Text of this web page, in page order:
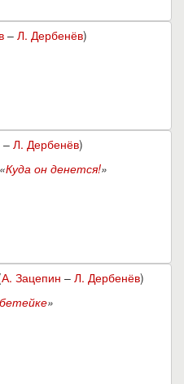
– Л. Дербенёв)
– Л. Дербенёв)
Куда он денется!»
А. Зацепин – Л. Дербенёв)
»